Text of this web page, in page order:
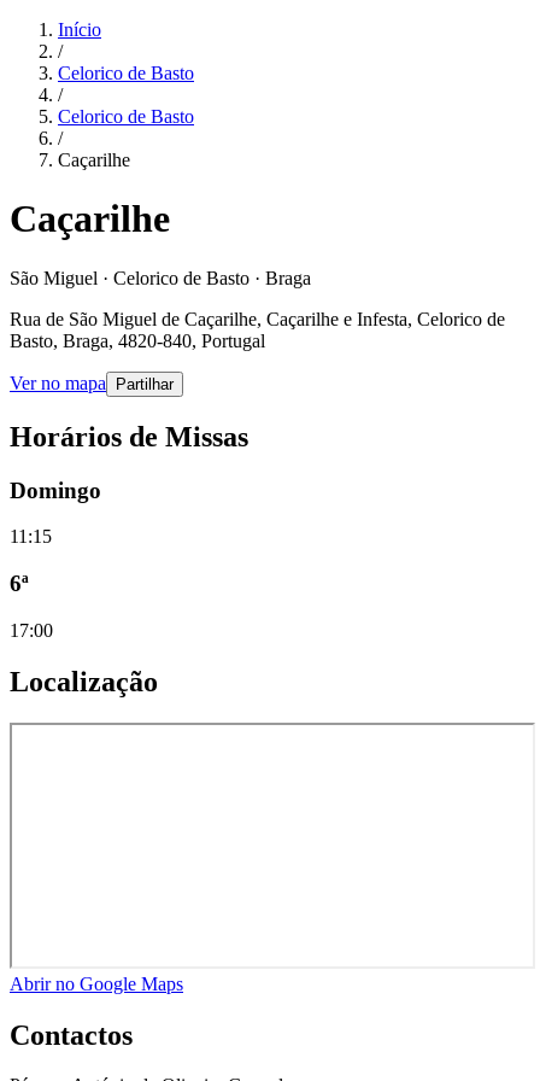
Início
/
Celorico de Basto
/
Celorico de Basto
/
Caçarilhe
Caçarilhe
São Miguel · Celorico de Basto · Braga
Rua de São Miguel de Caçarilhe, Caçarilhe e Infesta, Celorico de
Basto, Braga, 4820-840, Portugal
Ver no mapa Partilhar
Horários de Missas
Domingo
11:15
6ª
17:00
Localização
Abrir no Google Maps
Contactos